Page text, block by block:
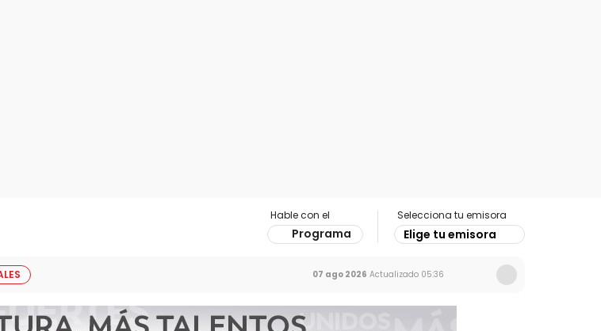
Hable con el
Programa
Selecciona tu emisora
Elige tu emisora
07 ago 2026 Actualizado 05:36